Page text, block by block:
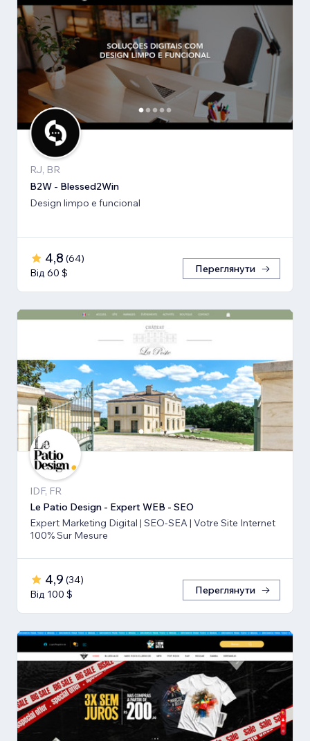
RJ, BR
B2W - Blessed2Win
Design limpo e funcional
4,8 (64)
Від 60 $
Переглянути
IDF, FR
Le Patio Design - Expert WEB - SEO
Expert Marketing Digital | SEO-SEA | Votre Site Internet
100% Sur Mesure
4,9 (34)
Від 100 $
Переглянути